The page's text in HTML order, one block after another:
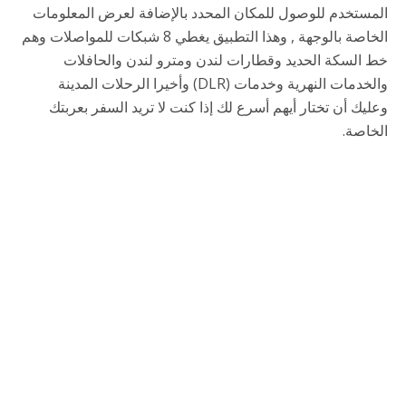
المستخدم للوصول للمكان المحدد بالإضافة لعرض المعلومات
الخاصة بالوجهة , وهذا التطبيق يغطي 8 شبكات للمواصلات وهم
خط السكة الحديد وقطارات لندن ومترو لندن والحافلات
والخدمات النهرية وخدمات (DLR) وأخيرا الرحلات المدينة
وعليك أن تختار أيهم أسرع لك إذا كنت لا تريد السفر بعربتك
الخاصة.